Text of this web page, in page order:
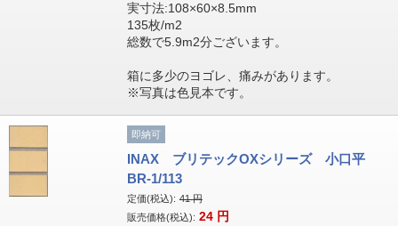
実寸法:108×60×8.5mm
135枚/m2
総数で5.9m2分ございます。
箱に多少のヨゴレ、痛みがあります。
※写真は色見本です。
即納可
INAX ブリテックOXシリーズ 小口平
BR-1/113
定価(税込): 41円
販売価格(税込): 24 円